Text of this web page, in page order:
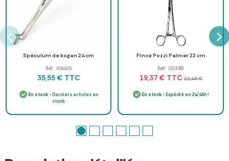
Spéculum de kogan 24 cm
Réf : 08405
35,55 € TTC
En stock- Derniers articles en
stock
Pince Pozzi Palmer 22 cm
Réf : 00386
19,37 € TTC 22,43 €
En stock- Expédié en 24/48h !